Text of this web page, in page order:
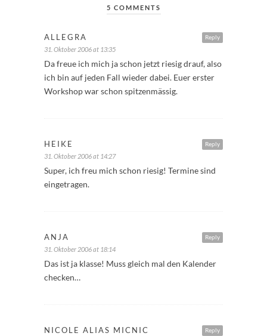
5 COMMENTS
Reply
ALLEGRA
31. Oktober 2006 at 13:35
Da freue ich mich ja schon jetzt riesig drauf, also
ich bin auf jeden Fall wieder dabei. Euer erster
Workshop war schon spitzenmässig.
Reply
HEIKE
31. Oktober 2006 at 14:27
Super, ich freu mich schon riesig! Termine sind
eingetragen.
Reply
ANJA
31. Oktober 2006 at 18:14
Das ist ja klasse! Muss gleich mal den Kalender
checken…
Reply
NICOLE ALIAS MICNIC